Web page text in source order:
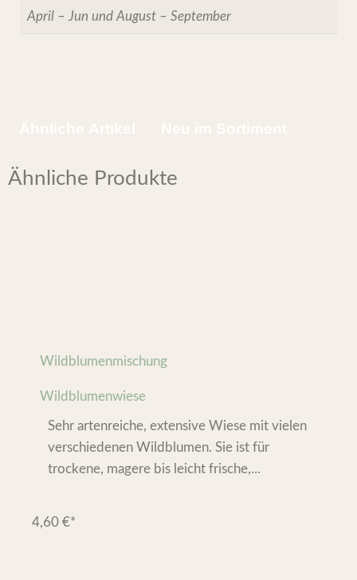
April – Jun und August – September
Ähnliche Produkte
Wildblumenmischung
Wildblumenwiese
Sehr artenreiche, extensive Wiese mit vielen
verschiedenen Wildblumen. Sie ist für
trockene, magere bis leicht frische,...
4,60 €*